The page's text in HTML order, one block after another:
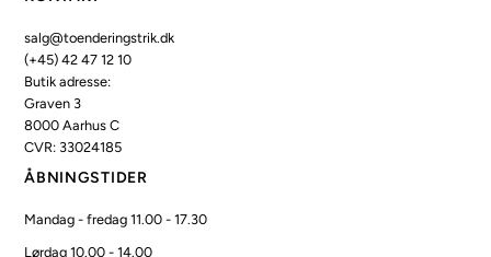
salg@toenderingstrik.dk
(+45) 42 47 12 10
Butik adresse:
Graven 3
8000 Aarhus C
CVR: 33024185
ÅBNINGSTIDER
Mandag - fredag 11.00 - 17.30
Lørdag 10.00 - 14.00